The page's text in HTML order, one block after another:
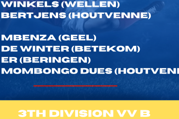
INSTAGRAM